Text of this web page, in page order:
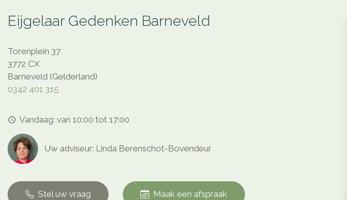
Eijgelaar Gedenken Barneveld
Torenplein 37
3772 CX
Barneveld (Gelderland)
0342 401 315
access_time Vandaag: van 10:00 tot 17:00
Uw adviseur: Linda Berenschot-Bovendeur
Stel uw vraag Maak een afspraak